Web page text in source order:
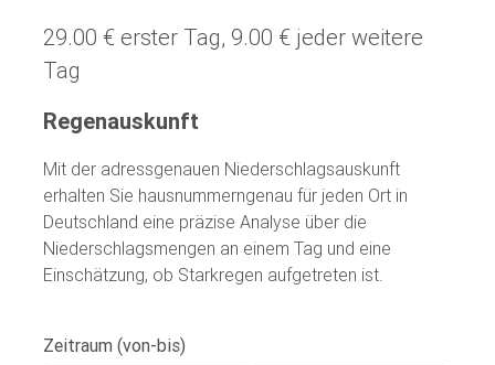
29.00 € erster Tag, 9.00 € jeder weitere
Tag
Regenauskunft
Mit der adressgenauen Niederschlagsauskunft
erhalten Sie hausnummerngenau für jeden Ort in
Deutschland eine präzise Analyse über die
Niederschlagsmengen an einem Tag und eine
Einschätzung, ob Starkregen aufgetreten ist.
Zeitraum (von-bis)